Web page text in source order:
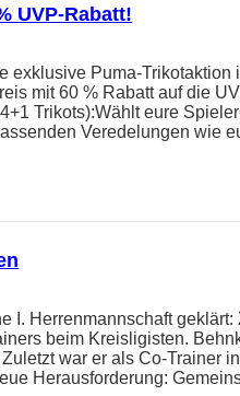
UVP-Rabatt!
exklusive Puma-Trikotaktion
mit 60 % Rabatt auf die
Trikots):Wählt eure
Veredelungen wie
I. Herrenmannschaft
beim Kreisligisten.
war er als Co-Trainer
Herausforderung: